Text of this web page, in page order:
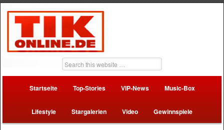
Startseite Top-Stories VIP-News Music-Box
Lifestyle Stargalerien Video Gewinnspiele